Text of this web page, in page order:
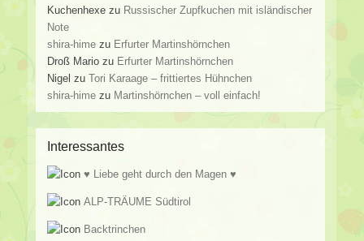
Kuchenhexe zu Russischer Zupfkuchen mit isländischer
Note
shira-hime zu Erfurter Martinshörnchen
Droß Mario zu Erfurter Martinshörnchen
Nigel zuTori Karaage – frittiertes Hühnchen
shira-hime zu Martinshörnchen – voll einfach!
Interessantes
♥ Liebe geht durch den Magen ♥
ALP-TRÄUME Südtirol
Backtrinchen